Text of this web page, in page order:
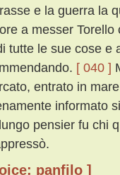
e la guerra la
a messer
tutte le sue cose e
[ 040 ]
entrato in
informato
pensier fu chi
panfilo ]